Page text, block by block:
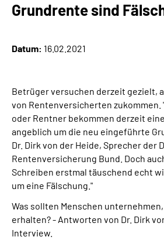
Experten
Über uns & Presse
Suche
Language
Inhalte in Gebärdensprache (DGS)
Leichte Sprache
Grundrente sind
Datum: 16.02.2021
Betrüger versuchen derzeit gezielt,
von Rentenversicherten zukommen.
oder Rentner bekommen derzeit
angeblich um die neu eingeführte
Dr. Dirk von der Heide, Sprecher der
Rentenversicherung Bund. Doch
Schreiben erstmal täuschend echt
um eine Fälschung."
Was sollten Menschen
erhalten? - Antworten von Dr. Dirk
Interview.